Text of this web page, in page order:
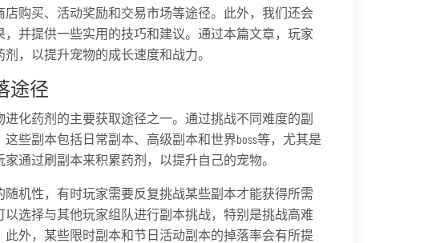
购买、活动奖励和交易市场等途径。此外，我们还会
并提供一些实用的技巧和建议。通过本篇文章，玩家
，以提升宠物的成长速度和战力。
途径
化药剂的主要获取途径之一。通过挑战不同难度的副
些副本包括日常副本、高级副本和世界boss等，尤其是
通过刷副本来积累药剂，以提升自己的宠物。
机性，有时玩家需要反复挑战某些副本才能获得所需
选择与其他玩家组队进行副本挑战，特别是挑战高难
外，某些限时副本和节日活动副本的掉落率会有所提